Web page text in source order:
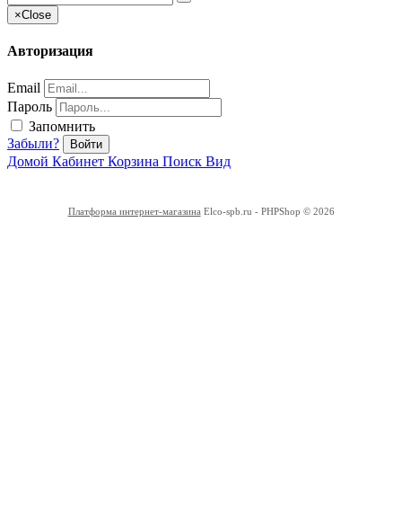
×Close
Авторизация
Email
Пароль
Запомнить
Забыли?
Войти
Домой Кабинет Корзина Поиск Вид
Платформа интернет-магазина Elco-spb.ru - PHPShop © 2026